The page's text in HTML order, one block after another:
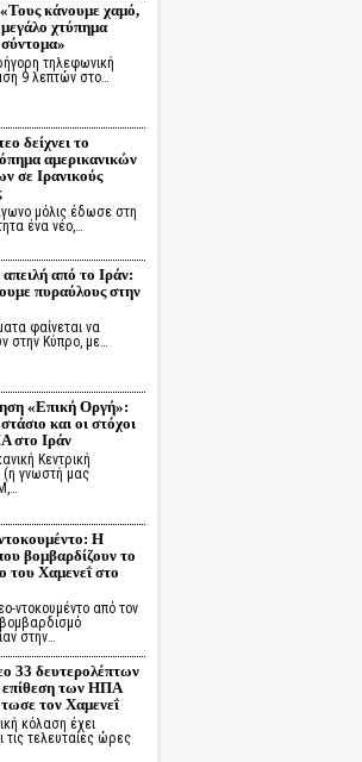
κάνουμε χαμό,
χτύπημα
σύντομα»
τηλεφωνική
9 λεπτών στο…
δείχνει το
αμερικανικών
σε Ιρανικούς
μόλις έδωσε στη
ένα νέο,…
απειλή από το Ιράν:
πυραύλους στην
φαίνεται να
στην Κύπρο, με…
«Επική Οργή»:
και οι στόχοι
στο Ιράν
Κεντρική
(η γνωστή μας
Η
βομβαρδίζουν το
του Χαμενεΐ στο
ντοκουμέντο από τον
στην…
33 δευτερολέπτων
επίθεση των ΗΠΑ
τον Χαμενεΐ
κόλαση έχει
τις τελευταίες ώρες